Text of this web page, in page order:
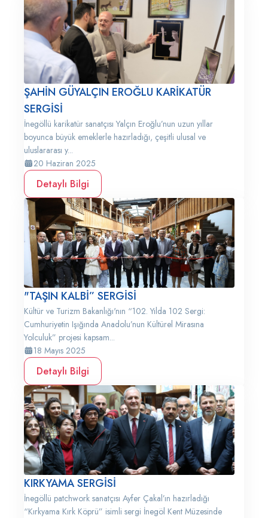
ŞAHİN GÜYALÇIN EROĞLU KARİKATÜR
SERGİSİ
İnegöllü karikatür sanatçısı Yalçın Eroğlu’nun uzun yıllar
boyunca büyük emeklerle hazırladığı, çeşitli ulusal ve
uluslararası y...
20 Haziran 2025
Detaylı Bilgi
"TAŞIN KALBİ” SERGİSİ
Kültür ve Turizm Bakanlığı'nın “102. Yılda 102 Sergi:
Cumhuriyetin Işığında Anadolu’nun Kültürel Mirasına
Yolculuk” projesi kapsam...
18 Mayıs 2025
Detaylı Bilgi
KIRKYAMA SERGİSİ
İnegöllü patchwork sanatçısı Ayfer Çakal’ın hazırladığı
“Kırkyama Kırk Köprü” isimli sergi İnegöl Kent Müzesinde